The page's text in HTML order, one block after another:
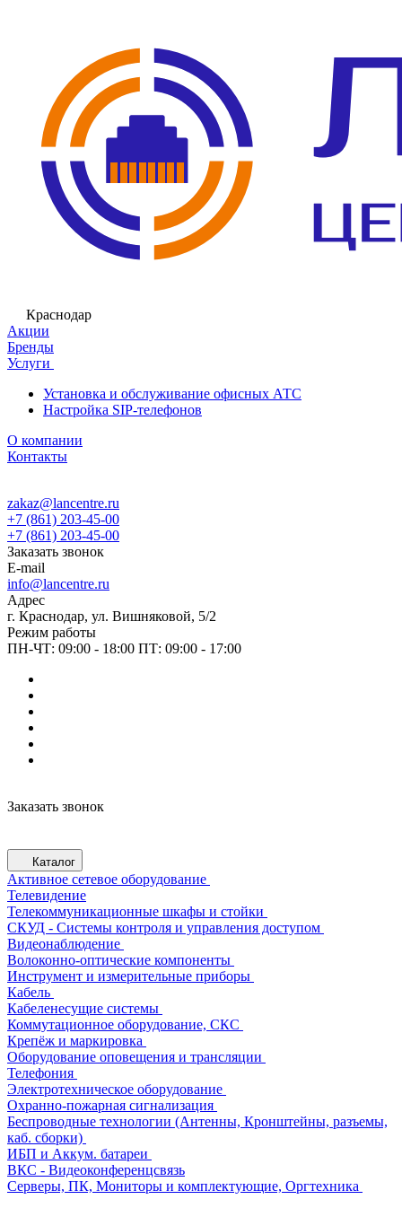
Краснодар
Акции
Бренды
Услуги
Установка и обслуживание офисных АТС
Настройка SIP-телефонов
О компании
Контакты
zakaz@lancentre.ru
+7 (861) 203-45-00
+7 (861) 203-45-00
Заказать звонок
E-mail
info@lancentre.ru
Адрес
г. Краснодар, ул. Вишняковой, 5/2
Режим работы
ПН-ЧТ: 09:00 - 18:00 ПТ: 09:00 - 17:00
Заказать звонок
Каталог
Активное сетевое оборудование
Телевидение
Телекоммуникационные шкафы и стойки
СКУД - Системы контроля и управления доступом
Видеонаблюдение
Волоконно-оптические компоненты
Инструмент и измерительные приборы
Кабель
Кабеленесущие системы
Коммутационное оборудование, СКС
Крепёж и маркировка
Оборудование оповещения и трансляции
Телефония
Электротехническое оборудование
Охранно-пожарная сигнализация
Беспроводные технологии (Антенны, Кронштейны, разъемы,
каб. сборки)
ИБП и Аккум. батареи
ВКС - Видеоконференцсвязь
Серверы, ПК, Мониторы и комплектующие, Оргтехника